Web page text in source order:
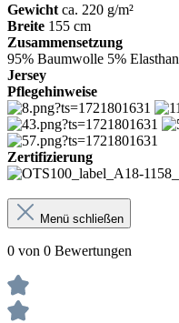
Gewicht ca. 220 g/m²
Breite 155 cm
Zusammensetzung
95% Baumwolle 5% Elasthan
Jersey
Pflegehinweise
Zertifizierung
Menü schließen
0 von 0 Bewertungen